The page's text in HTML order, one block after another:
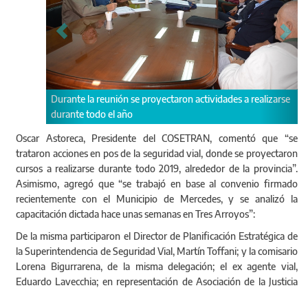
Durante la reunión se proyectaron actividades a realizarse
durante todo el año
Oscar Astoreca, Presidente del COSETRAN, comentó que “se
trataron acciones en pos de la seguridad vial, donde se proyectaron
cursos a realizarse durante todo 2019, alrededor de la provincia”.
Asimismo, agregó que “se trabajó en base al convenio firmado
recientemente con el Municipio de Mercedes, y se analizó la
capacitación dictada hace unas semanas en Tres Arroyos”:
De la misma participaron el Director de Planificación Estratégica de
la Superintendencia de Seguridad Vial, Martín Toffani; y la comisario
Lorena Bigurrarena, de la misma delegación; el ex agente vial,
Eduardo Lavecchia; en representación de Asociación de la Justicia